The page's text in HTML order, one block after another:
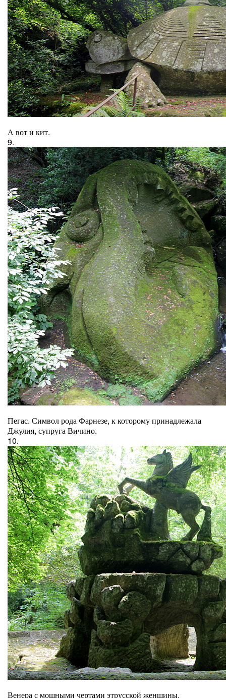
А вот и кит.
9.
Пегас. Символ рода Фарнезе, к которому принадлежала
Джулия, супруга Вичино.
10.
Венера с мощными чертами этрусской женщины.